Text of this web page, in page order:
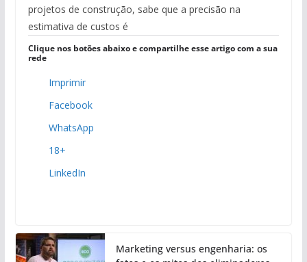
projetos de construção, sabe que a precisão na
estimativa de custos é
Clique nos botões abaixo e compartilhe esse artigo com a sua
rede
Imprimir
Facebook
WhatsApp
18+
LinkedIn
Marketing versus engenharia: os